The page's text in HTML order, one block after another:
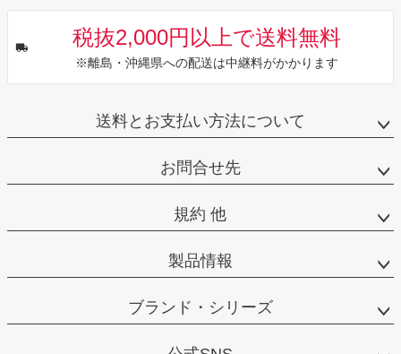
税抜2,000円以上で送料無料
※離島・沖縄県への配送は中継料がかかります
送料とお支払い方法について
お問合せ先
規約 他
製品情報
ブランド・シリーズ